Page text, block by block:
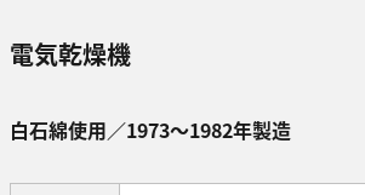
電気乾燥機
白石綿使用／1973～1982年製造